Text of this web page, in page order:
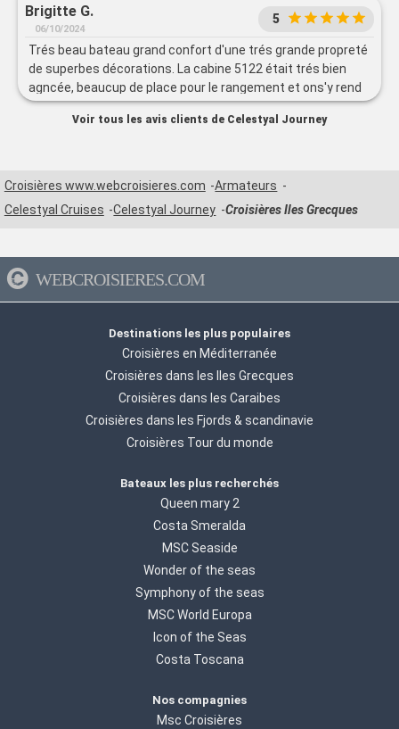
Brigitte G.
06/10/2024
5
Trés beau bateau grand confort d'une trés grande propreté
de superbes décorations. La cabine 5122 était trés bien
agncée, beaucup de place pour le rangement et ons'y rend
à l'aise Taille humaine 1 200 passagers c'est parfait
Voir tous les avis clients de Celestyal Journey
Croisières www.webcroisieres.com
Armateurs
Celestyal Cruises
Celestyal Journey Croisières Iles Grecques
WEBCROISIERES.COM
Destinations les plus populaires
Croisières en Méditerranée
Croisières dans les Iles Grecques
Croisières dans les Caraibes
Croisières dans les Fjords & scandinavie
Croisières Tour du monde
Bateaux les plus recherchés
Queen mary 2
Costa Smeralda
MSC Seaside
Wonder of the seas
Symphony of the seas
MSC World Europa
Icon of the Seas
Costa Toscana
Nos compagnies
Msc Croisières